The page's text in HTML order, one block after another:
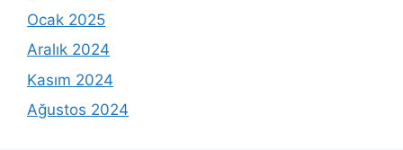
Ocak 2025
Aralık 2024
Kasım 2024
Ağustos 2024